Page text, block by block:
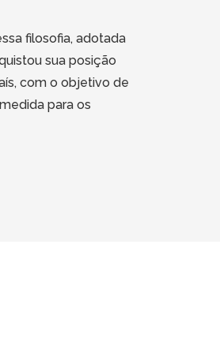
filosofia, adotada
sua posição
com o objetivo de
para os